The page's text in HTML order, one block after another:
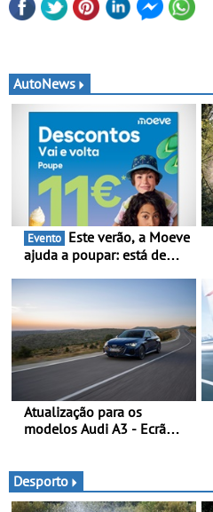
AutoNews
Evento
ajuda a poupar: está de
Volta” com descontos de
Atualização para os
modelos Audi A3 - Ecrã
estacion. assistido e
assistente de marcha-atrás
Desporto